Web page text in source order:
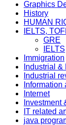
Graphics
History
HUMAN
IELTS,
GRE
IELTS
Immigration
Industrial
Industrial
Internet
Investment
IT related
java